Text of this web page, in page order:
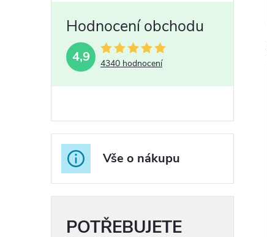
4,9 4340 hodnocení
Vše o nákupu
POTŘEBUJETE